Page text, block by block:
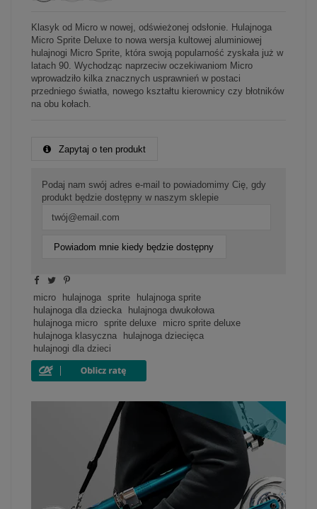
Klasyk od Micro w nowej, odświeżonej odsłonie. Hulajnoga
Micro Sprite Deluxe to nowa wersja kultowej aluminiowej
hulajnogi Micro Sprite, która swoją popularność zyskała już w
latach 90. Wychodząc naprzeciw oczekiwaniom Micro
wprowadziło kilka znacznych usprawnień w postaci
przedniego światła, nowego kształtu kierownicy czy błotników
na obu kołach.
Zapytaj o ten produkt
Podaj nam swój adres e-mail to powiadomimy Cię, gdy
produkt będzie dostępny w naszym sklepie
Powiadom mnie kiedy będzie dostępny
micro hulajnoga sprite
hulajnoga sprite
hulajnoga dla dziecka
hulajnoga dwukołowa
hulajnoga micro
sprite deluxe
micro sprite deluxe
hulajnoga klasyczna
hulajnoga dziecięca
hulajnogi dla dzieci